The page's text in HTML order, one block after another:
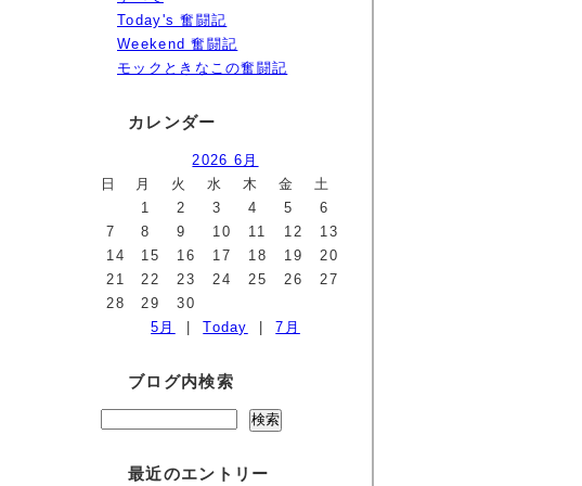
Today's 奮闘記
Weekend 奮闘記
モックときなこの奮闘記
カレンダー
2026 6月
日
月 火 水 木 金
土
1
2 3 4 5
6
7
8 9 10 11 12
13
14
15 16 17 18 19
20
21
22 23 24 25 26
27
28
29
30
5月
|Today |7月
ブログ内検索
最近のエントリー